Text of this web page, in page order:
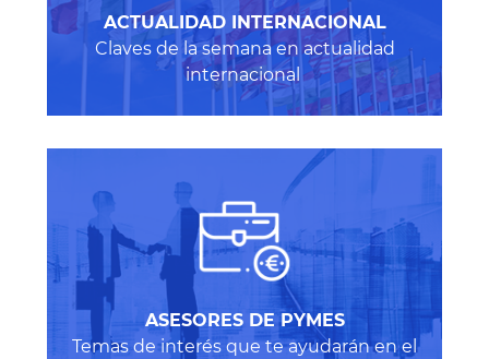
ACTUALIDAD INTERNACIONAL
Claves de la semana en actualidad
internacional
ASESORES DE PYMES
Temas de interés que te ayudarán en el